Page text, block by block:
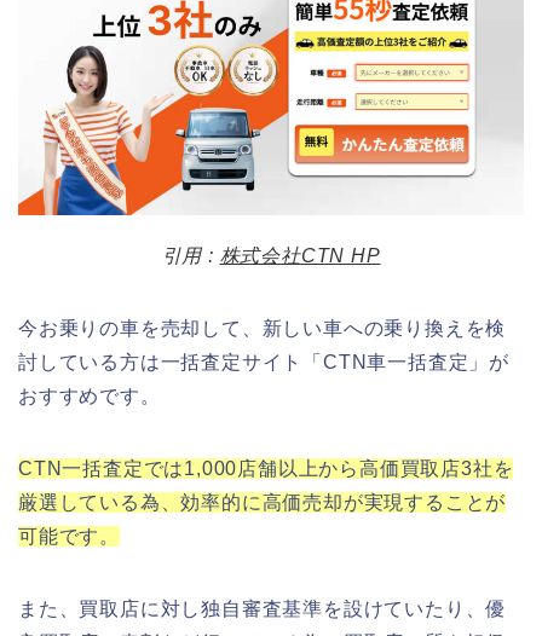
引用 : 株式会社CTN HP
今お乗りの車を売却して、新しい車への乗り換えを検
討している方は一括査定サイト「CTN車一括査定」が
おすすめです。
CTN一括査定では1,000店舗以上から高価買取店3社を
厳選している為、効率的に高価売却が実現することが
可能です。
また、買取店に対し独自審査基準を設けていたり、優